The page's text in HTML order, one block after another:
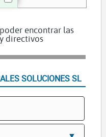
encontrar las
directivos
SOLUCIONES SL